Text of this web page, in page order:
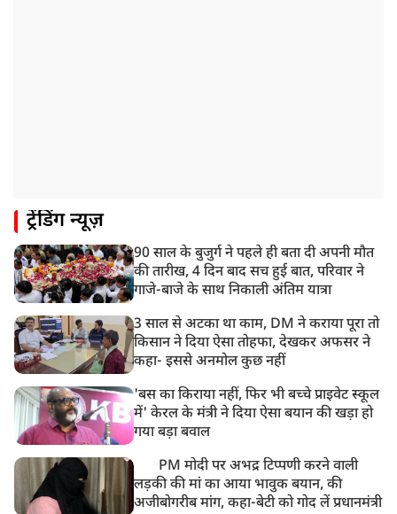
ट्रेंडिंग न्यूज़
90 साल के बुजुर्ग ने पहले ही बता दी अपनी मौत
की तारीख, 4 दिन बाद सच हुई बात, परिवार ने
गाजे-बाजे के साथ निकाली अंतिम यात्रा
3 साल से अटका था काम, DM ने कराया पूरा तो
किसान ने दिया ऐसा तोहफा, देखकर अफसर ने
कहा- इससे अनमोल कुछ नहीं
'बस का किराया नहीं, फिर भी बच्चे प्राइवेट स्कूल
में' केरल के मंत्री ने दिया ऐसा बयान की खड़ा हो
गया बड़ा बवाल
PM मोदी पर अभद्र टिप्पणी करने वाली
लड़की की मां का आया भावुक बयान, की
अजीबोगरीब मांग, कहा-बेटी को गोद लें प्रधानमंत्री